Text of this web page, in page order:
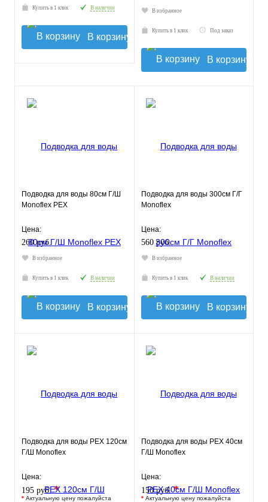
Купить в 1 клик В наличии
В корзину
В избранное
Купить в 1 клик Под заказ
В корзину
Подводка для воды 80см Г/Ш
Monoflex РЕХ
Цена:
260 руб.
В избранное
Купить в 1 клик В наличии
В корзину
Подводка для воды 300см Г/Г
Monoflex
Цена:
560 руб.
В избранное
Купить в 1 клик В наличии
В корзину
Подводка для воды РЕХ 120см
Г/Ш Monoflex
Цена:
195 руб.*
* Актуальную цену пожалуйста
Подводка для воды РЕХ 40см
Г/Ш Monoflex
Цена:
150 руб.*
* Актуальную цену пожалуйста